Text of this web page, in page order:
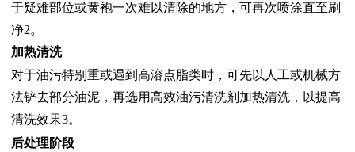
于疑难部位或黄袍一次难以清除的地方，可再次喷涂直至刷
净2。
加热清洗
对于油污特别重或遇到高溶点脂类时，可先以人工或机械方
法铲去部分油泥，再选用高效油污清洗剂加热清洗，以提高
清洗效果3。
后处理阶段